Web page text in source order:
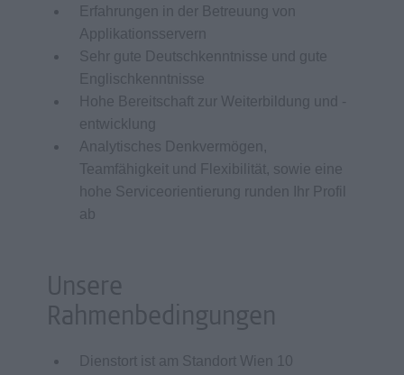
Erfahrungen in der Betreuung von
Applikationsservern
Sehr gute Deutschkenntnisse und gute
Englischkenntnisse
Hohe Bereitschaft zur Weiterbildung und -
entwicklung
Analytisches Denkvermögen,
Teamfähigkeit und Flexibilität, sowie eine
hohe Serviceorientierung runden Ihr Profil
ab
Unsere
Rahmenbedingungen
Dienstort ist am Standort Wien 10